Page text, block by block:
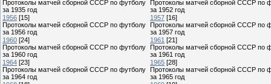
Протоколы матчей сборной СССР по футболу
за 1935 год
Протоколы матчей сборной СССР по
за 1952 год
1956 [15]
Протоколы матчей сборной СССР по футболу
за 1956 год
1957 [16]
Протоколы матчей сборной СССР по
за 1957 год
1960 [24]
Протоколы матчей сборной СССР по футболу
за 1960 год
1961 [21]
Протоколы матчей сборной СССР по
за 1961 год
1964 [23]
Протоколы матчей сборной СССР по футболу
за 1964 год
1965 [28]
Протоколы матчей сборной СССР по
за 1965 год